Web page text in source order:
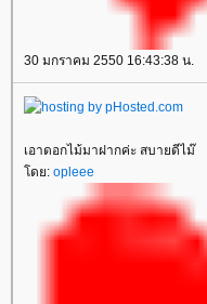
30 มกราคม 2550 16:43:38 น.
เอาดอกไม้มาฝากค่ะ สบายดีไม๊
ดย: opleee